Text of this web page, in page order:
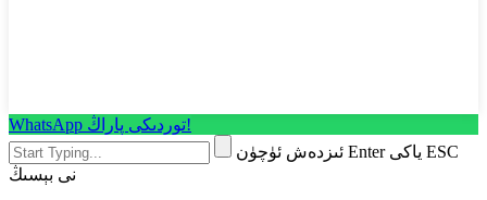
WhatsApp توردىكى پاراڭ!
ئىزدەش ئۈچۈن Enter ياكى ESC
نى بېسىڭ